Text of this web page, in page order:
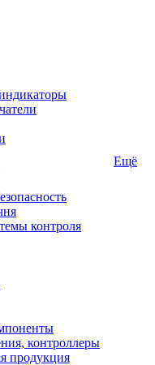
контроля
контроллеры
продукция
Ещё